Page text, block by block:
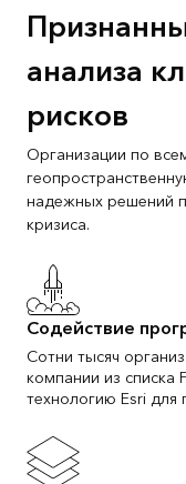
анализа
рисков
Организации по
надежных решений
кризиса.
Содействие
Сотни тысяч
компании из списка
технологию Esri для